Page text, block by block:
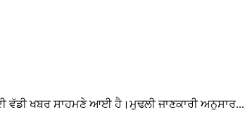
ਵੱਡੀ ਖਬਰ ਸਾਹਮਣੇ ਆਈ ਹੈ।ਮੁਢਲੀ ਜਾਣਕਾਰੀ ਅਨੁਸਾਰ...